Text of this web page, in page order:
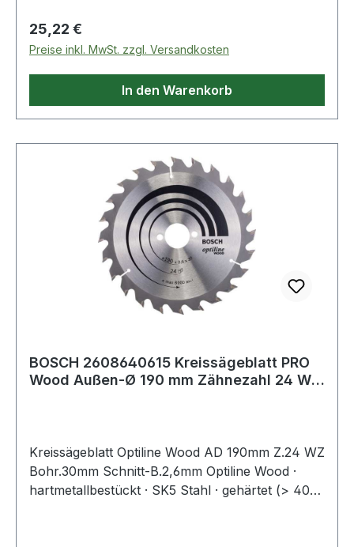
Regulärer Preis:
25,22 €
Preise inkl. MwSt. zzgl. Versandkosten
In den Warenkorb
BOSCH 2608640615 Kreissägeblatt PRO
Wood Außen-Ø 190 mm Zähnezahl 24 WZ
Kreissägeblatt Optiline Wood AD 190mm Z.24 WZ
Bohr.30mm Schnitt-B.2,6mm Optiline Wood ·
hartmetallbestückt · SK5 Stahl · gehärtet (> 40